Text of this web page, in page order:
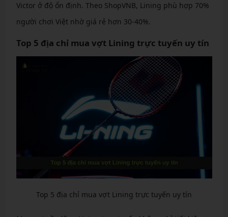
Victor ở độ ổn định. Theo ShopVNB, Lining phù hợp 70%
người chơi Việt nhờ giá rẻ hơn 30-40%.
Top 5 địa chỉ mua vợt Lining trực tuyến uy tín
Top 5 địa chỉ mua vợt Lining trực tuyến uy tín